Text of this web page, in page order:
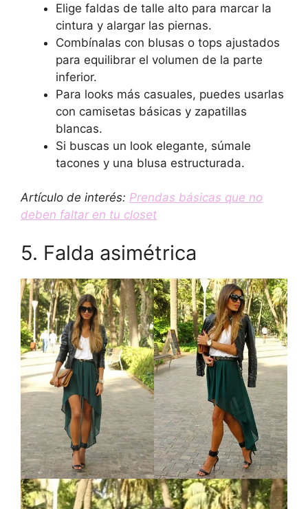
Elige faldas de talle alto para marcar la
cintura y alargar las piernas.
Combínalas con blusas o tops ajustados
para equilibrar el volumen de la parte
inferior.
Para looks más casuales, puedes usarlas
con camisetas básicas y zapatillas
blancas.
Si buscas un look elegante, súmale
tacones y una blusa estructurada.
Artículo de interés: Prendas básicas que no
deben faltar en tu closet
5. Falda asimétrica